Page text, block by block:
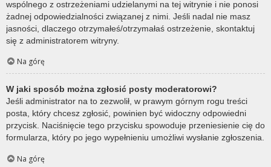
wspólnego z ostrzeżeniami udzielanymi na tej witrynie i nie ponosi
żadnej odpowiedzialności związanej z nimi. Jeśli nadal nie masz
jasności, dlaczego otrzymałeś/otrzymałaś ostrzeżenie, skontaktuj
się z administratorem witryny.
Na górę
W jaki sposób można zgłosić posty moderatorowi?
Jeśli administrator na to zezwolił, w prawym górnym rogu treści
posta, który chcesz zgłosić, powinien być widoczny odpowiedni
przycisk. Naciśnięcie tego przycisku spowoduje przeniesienie cię do
formularza, który po jego wypełnieniu umożliwi wysłanie zgłoszenia.
Na górę